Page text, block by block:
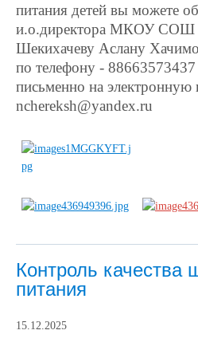
питания детей вы можете
и.о.директора МКОУ СОШ
Шекихачеву Аслану
по телефону - 88663573437
письменно на электронную
nchereksh@yandex.ru
Контроль качества
питания
15.12.2025